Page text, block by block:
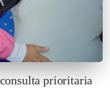
prioritaria